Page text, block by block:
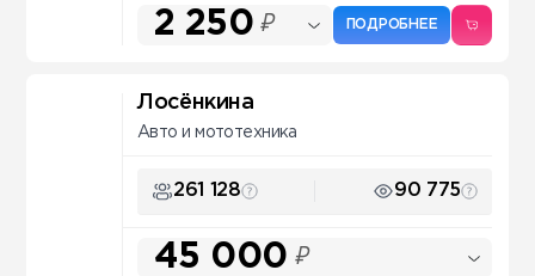
2 250 ₽ ПОДРОБНЕЕ
Лосёнкина
Авто и мототехника
261 128 90 775
45 000 ₽